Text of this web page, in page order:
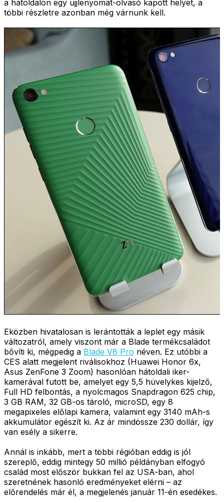
a hátoldalon egy ujjlenyomat-olvasó kapott helyet, a
többi részletre azonban még várnunk kell.
Eközben hivatalosan is lerántották a leplet egy másik
változatról, amely viszont már a Blade termékcsaládot
bővíti ki, mégpedig a Blade V8 Pro néven. Ez utóbbi a
CES alatt megjelent riválisokhoz (Huawei Honor 6x,
Asus ZenFone 3 Zoom) hasonlóan hátoldali iker-
kamerával futott be, amelyet egy 5,5 hüvelykes kijelző,
Full HD felbontás, a nyolcmagos Snapdragon 625 chip,
3 GB RAM, 32 GB-os tároló, microSD, egy 8
megapixeles előlapi kamera, valamint egy 3140 mAh-s
akkumulátor egészít ki. Az ár mindössze 230 dollár, így
van esély a sikerre.
Annál is inkább, mert a többi régióban eddig is jól
szereplő, eddig mintegy 50 millió példányban elfogyó
család most először bukkan fel az USA-ban, ahol
szeretnének hasonló eredményeket elérni – az
előrendelés már él, a megjelenés január 11-én esedékes.